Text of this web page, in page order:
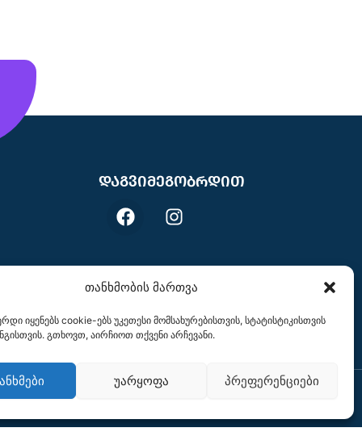
თანხმობის მართვა
იყენებს cookie-ებს უკეთესი მომსახურებისთვის, სტატისტიკისთვის
გთხოვთ, აირჩიოთ თქვენი არჩევანი.
უარყოფა პრეფერენციები
დაგვიმეგობრდით
F
a
e
b
o
o
k
I
n
t
a
g
r
a